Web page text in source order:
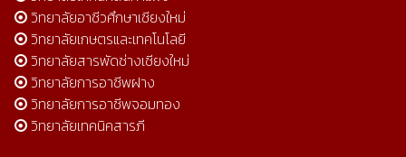
วิทยาลัยอาชีวศึกษาเชียงใหม่
วิทยาลัยเกษตรและเทคโนโลยี
วิทยาลัยสารพัดช่างเชียงใหม่
วิทยาลัยการอาชีพฝาง
วิทยาลัยการอาชีพจอมทอง
วิทยาลัยเทคนิคสารภี